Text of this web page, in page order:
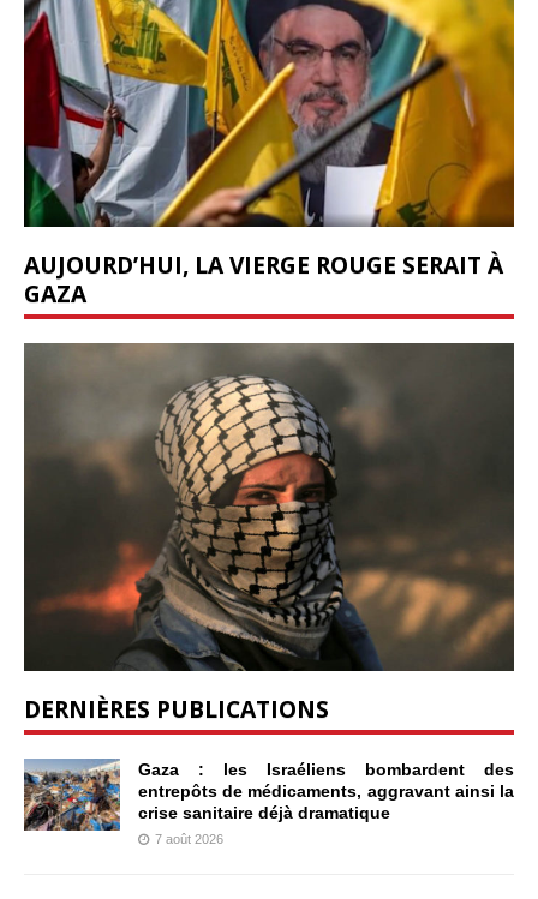
AUJOURD’HUI, LA VIERGE ROUGE SERAIT À
GAZA
DERNIÈRES PUBLICATIONS
Gaza : les Israéliens bombardent des
entrepôts de médicaments, aggravant ainsi la
crise sanitaire déjà dramatique
7 août 2026